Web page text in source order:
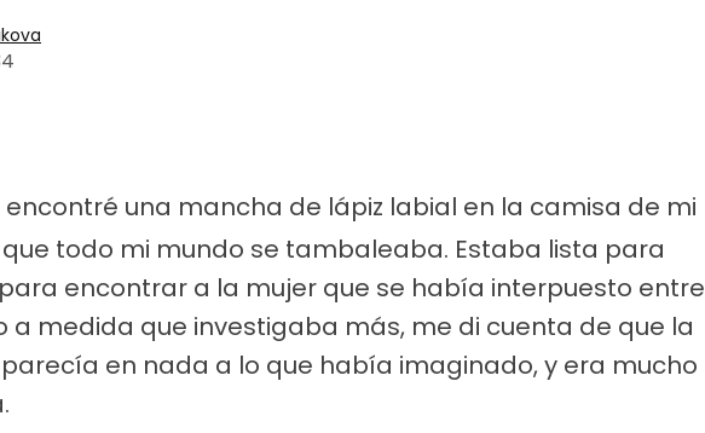
una mancha de lápiz labial en la camisa de mi
todo mi mundo se tambaleaba. Estaba lista para
encontrar a la mujer que se había interpuesto entre
a medida que investigaba más, me di cuenta de que la
en nada a lo que había imaginado, y era mucho